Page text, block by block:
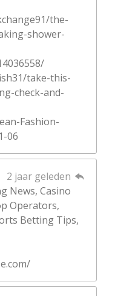
the-
shower-
take-this-
check-and-
Fashion-
06
2 jaar geleden
News, Casino
Operators,
Betting Tips,